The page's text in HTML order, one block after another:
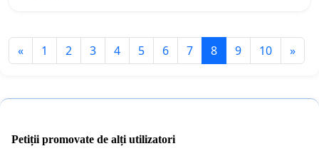
« 1 2 3 4 5 6 7 8 9 10 »
Petiții promovate de alți utilizatori